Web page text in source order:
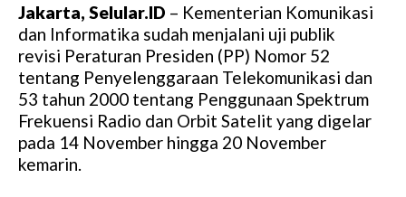
Jakarta, Selular.ID – Kementerian Komunikasi
dan Informatika sudah menjalani uji publik
revisi Peraturan Presiden (PP) Nomor 52
tentang Penyelenggaraan Telekomunikasi dan
53 tahun 2000 tentang Penggunaan Spektrum
Frekuensi Radio dan Orbit Satelit yang digelar
pada 14 November hingga 20 November
kemarin.